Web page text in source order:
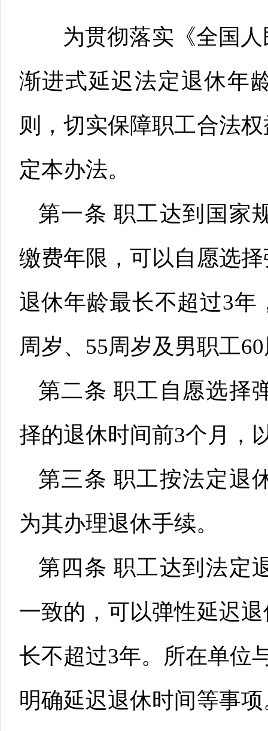
为贯彻落实《全国人
渐进式延迟法定退休年
则，切实保障职工合法
定本办法。
第一条 职工达到国家
缴费年限 ，可以自愿选
退休年龄最长不超过3年
周岁、55周岁及男职工
第二条 职工自愿选择
择的退休时间前3个月，
第三条 职工按法定退
为其办理退休手续。
第四条 职工达到法定
一致的，可以弹性延迟
长不超过3年。所在单位
明确延迟退休时间等事